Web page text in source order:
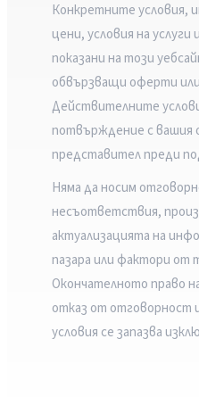
Конкретните условия,
цени, условия на
показани на този
обвързващи оферти
Действителните
потвърждение с вашия
представител преди
Няма да носим
несъответствия,
актуализацията на
пазара или фактори от
Окончателното право
отказ от отговорност
условия се запазва